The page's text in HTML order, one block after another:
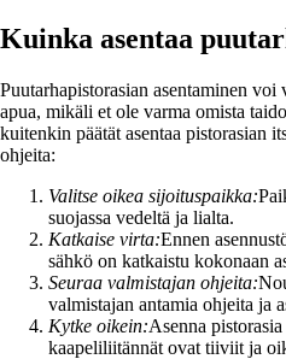
Kuinka asentaa
Puutarhapistorasian asentaminen voi
apua, mikäli et ole varma omista
kuitenkin päätät asentaa pistorasian
ohjeita:
Valitse oikea sijoituspaikka:
suojassa vedeltä ja lialta.
Katkaise virta:Ennen
sähkö on katkaistu kokonaan
Seuraa valmistajan ohjeita:
valmistajan antamia ohjeita ja
Kytke oikein:Asenna
kaapeliliitännät ovat tiiviit ja